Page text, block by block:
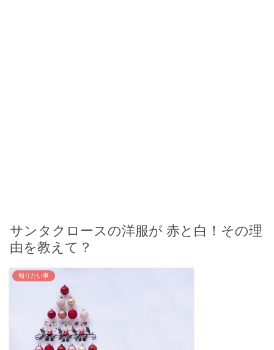
サンタクロースの洋服が 赤と白！その理
由を教えて？
知りたい事